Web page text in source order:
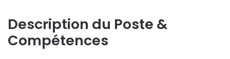
Description du Poste &
Compétences